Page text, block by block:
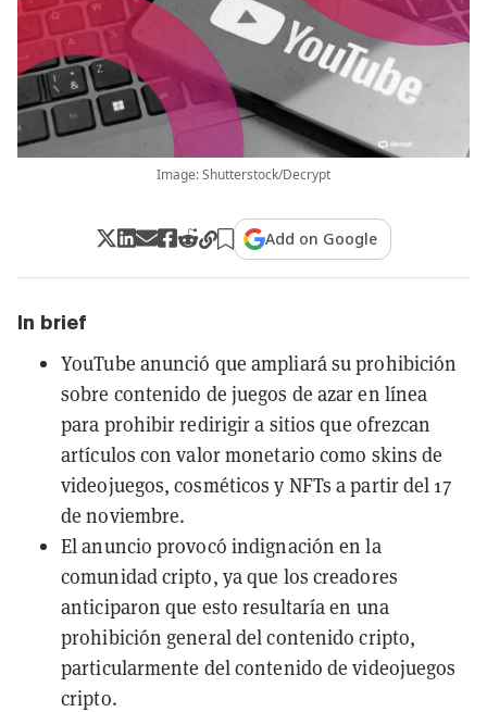
Image: Shutterstock/Decrypt
Add on Google
In brief
YouTube anunció que ampliará su prohibición
sobre contenido de juegos de azar en línea
para prohibir redirigir a sitios que ofrezcan
artículos con valor monetario como skins de
videojuegos, cosméticos y NFTs a partir del 17
de noviembre.
El anuncio provocó indignación en la
comunidad cripto, ya que los creadores
anticiparon que esto resultaría en una
prohibición general del contenido cripto,
particularmente del contenido de videojuegos
cripto.